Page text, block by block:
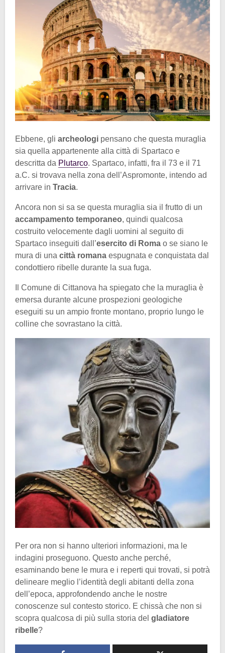
Ebbene, gli archeologi pensano che questa muraglia
sia quella appartenente alla città di Spartaco e
descritta da Plutarco. Spartaco, infatti, fra il 73 e il 71
a.C. si trovava nella zona dell’Aspromonte, intendo ad
arrivare in Tracia.
Ancora non si sa se questa muraglia sia il frutto di un
accampamento temporaneo, quindi qualcosa
costruito velocemente dagli uomini al seguito di
Spartaco inseguiti dall’esercito di Roma o se siano le
mura di una città romana espugnata e conquistata dal
condottiero ribelle durante la sua fuga.
Il Comune di Cittanova ha spiegato che la muraglia è
emersa durante alcune prospezioni geologiche
eseguiti su un ampio fronte montano, proprio lungo le
colline che sovrastano la città.
Per ora non si hanno ulteriori informazioni, ma le
indagini proseguono. Questo anche perché,
esaminando bene le mura e i reperti qui trovati, si potrà
delineare meglio l’identità degli abitanti della zona
dell’epoca, approfondendo anche le nostre
conoscenze sul contesto storico. E chissà che non si
scopra qualcosa di più sulla storia del gladiatore
ribelle?